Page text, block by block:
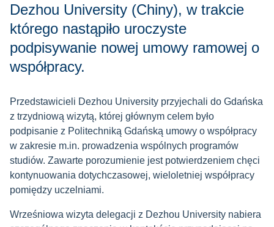
Dezhou University (Chiny), w trakcie
którego nastąpiło uroczyste
podpisywanie nowej umowy ramowej o
współpracy.
Przedstawicieli Dezhou University przyjechali do Gdańska
z trzydniową wizytą, której głównym celem było
podpisanie z Politechniką Gdańską umowy o współpracy
w zakresie m.in. prowadzenia wspólnych programów
studiów. Zawarte porozumienie jest potwierdzeniem chęci
kontynuowania dotychczasowej, wieloletniej współpracy
pomiędzy uczelniami.
Wrześniowa wizyta delegacji z Dezhou University nabiera